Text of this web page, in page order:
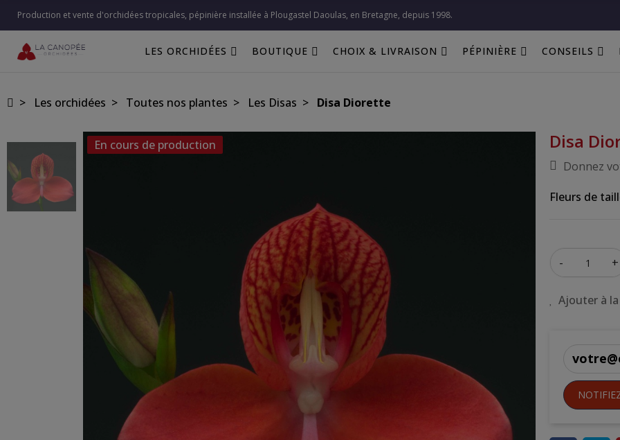
Production et vente d'orchidées tropicales, pépinière installée à Plougastel Daoulas, en Bretagne, depuis 1998.​
LES ORCHIDÉES BOUTIQUE CHOIX & LIVRAISON PÉPINIÈRE CONSEILS
Les orchidées Toutes nos plantes Les Disas Disa Diorette
En cours de production Disa
Donnez
Fleurs de
- +
Ajouter à